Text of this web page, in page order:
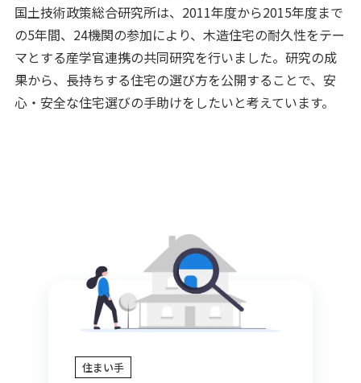
国土技術政策総合研究所は、2011年度から2015年度まで
の5年間、24機関の参加により、木造住宅の耐久性をテー
マとする産学官連携の共同研究を行いました。研究の成
果から、長持ちする住宅の選び方を公開することで、安
心・安全な住宅選びの手助けをしたいと考えています。
住まい手